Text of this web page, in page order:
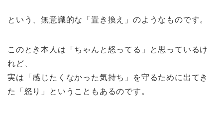
という、無意識的な「置き換え」のようなものです。
このとき本人は「ちゃんと怒ってる」と思っているけ
れど、
実は「感じたくなかった気持ち」を守るために出てき
た「怒り」ということもあるのです。